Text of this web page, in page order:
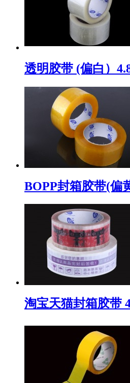
透明胶带 (偏白）
BOPP封箱胶带(偏
淘宝天猫封箱胶带